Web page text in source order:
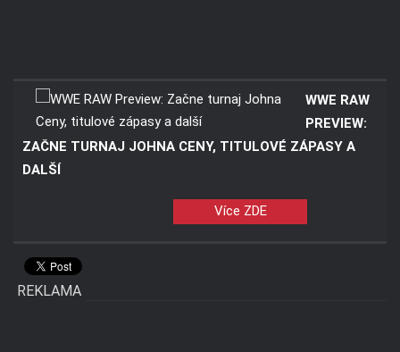
WWE RAW
PREVIEW:
ZAČNE TURNAJ JOHNA CENY, TITULOVÉ ZÁPASY A
DALŠÍ
Více ZDE
REKLAMA